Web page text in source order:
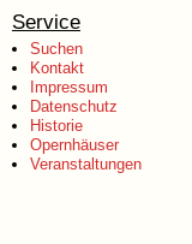
Service
Suchen
Kontakt
Impressum
Datenschutz
Historie
Opernhäuser
Veranstaltungen